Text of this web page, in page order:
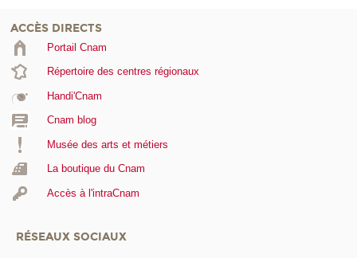
ACCÈS DIRECTS
Portail Cnam
Répertoire des centres régionaux
Handi'Cnam
Cnam blog
Musée des arts et métiers
La boutique du Cnam
Accès à l'intraCnam
RÉSEAUX SOCIAUX